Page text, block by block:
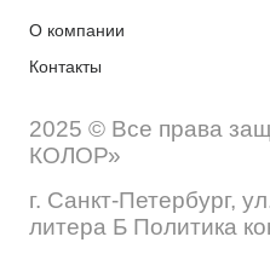
О компании
Контакты
2025 © Все права
КОЛОР»
г. Санкт-Петербург,
литера Б Политика